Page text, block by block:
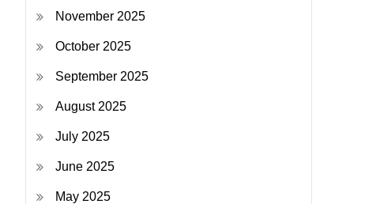
November 2025
October 2025
September 2025
August 2025
July 2025
June 2025
May 2025